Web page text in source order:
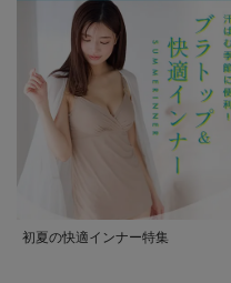
初夏の快適インナー特集